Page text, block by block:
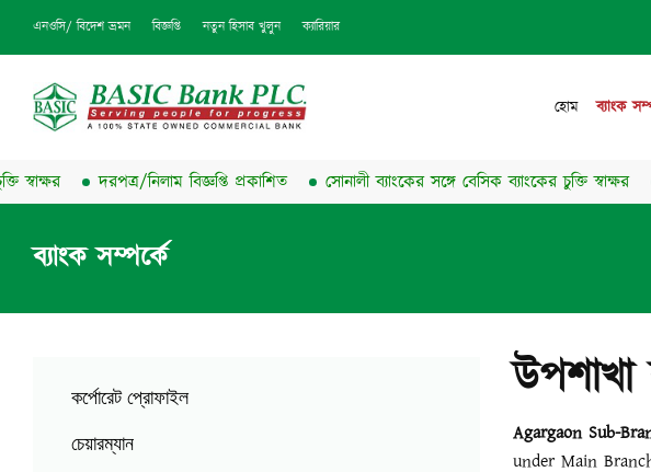
এনওসি/ বিদেশ ভ্রমন বিজ্ঞপ্তি নতুন হিসাব খুলুন ক্যারিয়ার
হোম ব্যাংক
দরপত্র/নিলাম বিজ্ঞপ্তি প্রকাশিত সোনালী ব্যাংকের সঙ্গে বেসিক ব্যাংকের চুক্তি স্বাক্ষর
ব্যাংক সম্পর্কে
কর্পোরেট প্রোফাইল
চেয়ারম্যান
উপশাখা
Agargaon Sub-
under Main